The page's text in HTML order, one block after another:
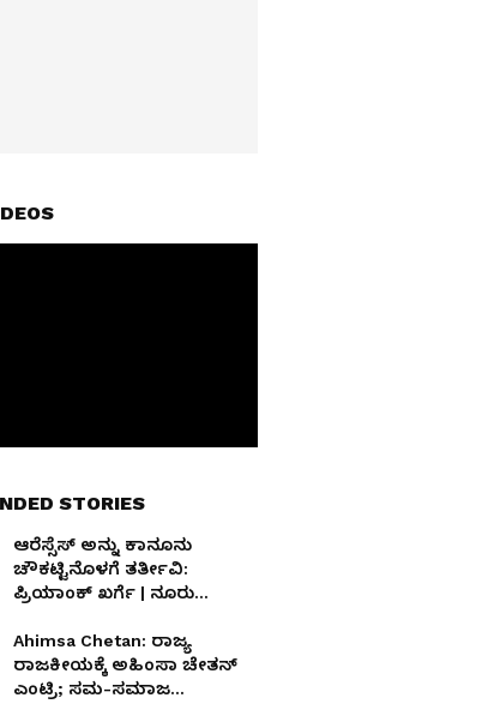
STORIES
ಆರೆಸ್ಸೆಸ್‌ ಅನ್ನು ಕಾನೂನು
ಚೌಕಟ್ಟಿನೊಳಗೆ ತರ್ತೀವಿ:
ಪ್ರಿಯಾಂಕ್ ಖರ್ಗೆ | ನೂರು
ಮುಂದಾದ ಗೃಹಸಚಿವ!
Ahimsa Chetan: ರಾಜ್ಯ
ರಾಜಕೀಯಕ್ಕೆ ಅಹಿಂಸಾ ಚೇತನ್
ಎಂಟ್ರಿ; ಸಮ-ಸಮಾಜ